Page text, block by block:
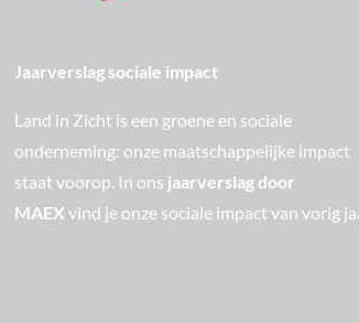
Jaarverslag sociale impact
Land in Zicht is een groene en sociale
onderneming: onze maatschappelijke impact
staat voorop. In ons jaarverslag door
MAEX vind je onze sociale impact van vorig